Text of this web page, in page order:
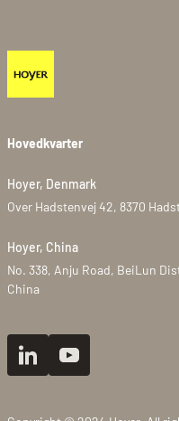
Hovedkvarter
Hoyer, Denmark
Over Hadstenvej 42, 8370
Hoyer, China
No. 338, Anju Road, BeiLun
China